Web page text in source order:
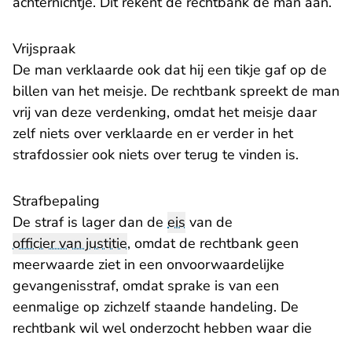
Vrijspraak
De man verklaarde ook dat hij een tikje gaf op de
billen van het meisje. De rechtbank spreekt de man
vrij van deze verdenking, omdat het meisje daar
zelf niets over verklaarde en er verder in het
strafdossier ook niets over terug te vinden is.
Strafbepaling
De straf is lager dan de eis van de
officier van justitie, omdat de rechtbank geen
meerwaarde ziet in een onvoorwaardelijke
gevangenisstraf, omdat sprake is van een
eenmalige op zichzelf staande handeling. De
rechtbank wil wel onderzocht hebben waar die